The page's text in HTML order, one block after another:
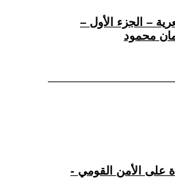
– الجزء الأول –
محمود
على الأمن القومي -